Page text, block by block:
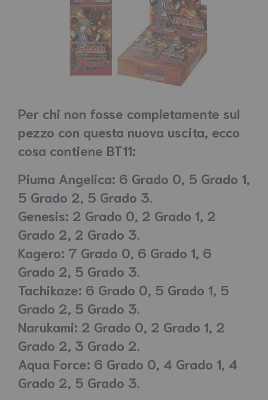
Per chi non fosse completamente sul
pezzo con questa nuova uscita, ecco
cosa contiene BT11:
Piuma Angelica: 6 Grado 0, 5 Grado 1,
5 Grado 2, 5 Grado 3.
Genesis: 2 Grado 0, 2 Grado 1, 2
Grado 2, 2 Grado 3.
Kagero: 7 Grado 0, 6 Grado 1, 6
Grado 2, 5 Grado 3.
Tachikaze: 6 Grado 0, 5 Grado 1, 5
Grado 2, 5 Grado 3.
Narukami: 2 Grado 0, 2 Grado 1, 2
Grado 2, 3 Grado 2.
Aqua Force: 6 Grado 0, 4 Grado 1, 4
Grado 2, 5 Grado 3.